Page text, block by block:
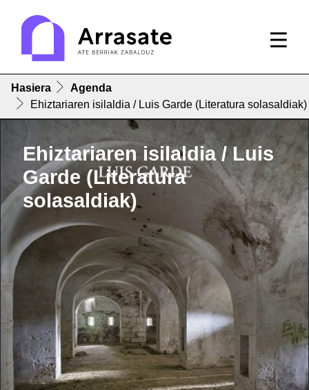
Hasiera
Agenda
Ehiztariaren isilaldia / Luis Garde (Literatura solasaldiak)
Ehiztariaren isilaldia / Luis
Garde (Literatura
solasaldiak)